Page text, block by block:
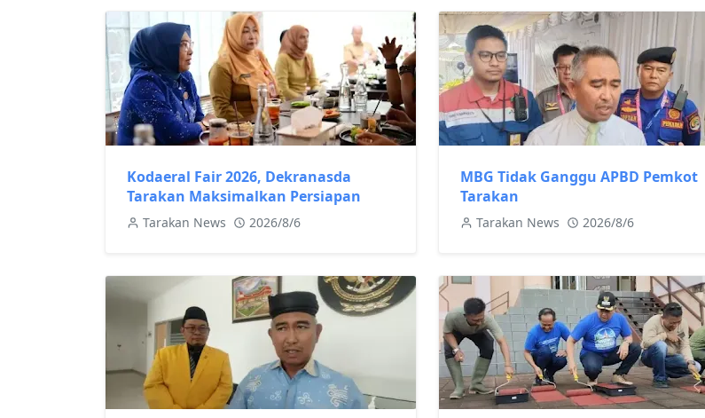
Kodaeral Fair 2026, Dekranasda
Tarakan Maksimalkan Persiapan
Tarakan News 2026/8/6
MBG Tidak Ganggu APBD Pemkot
Tarakan
Tarakan News 2026/8/6